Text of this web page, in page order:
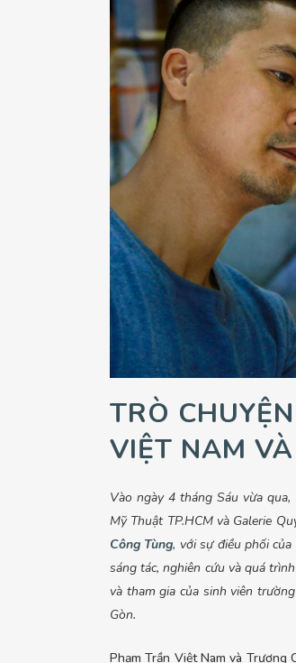
TRÒ
VIỆT NAM
Vào ngày 4 tháng Sáu vừa
Mỹ Thuật TP.HCM và Galerie
Công Tùng, với sự điều phối
sáng tác, nghiên cứu và quá
và tham gia của sinh viên
Gòn.
Phạm Trần Việt Nam và